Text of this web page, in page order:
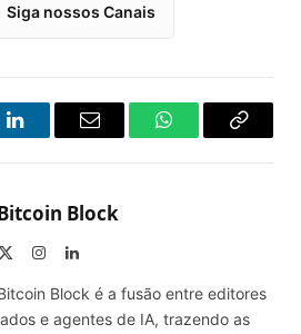
Siga nossos Canais
LinkedInEmail WhatsAppCopy
Block
InstagramLinkedIn
Block é a fusão entre editores
e agentes de IA, trazendo as